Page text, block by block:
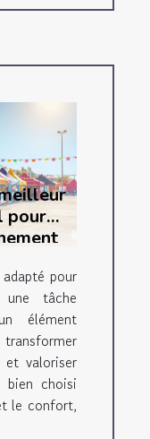
pour
pour
tâche
élément
et valoriser
bien choisi
le confort,